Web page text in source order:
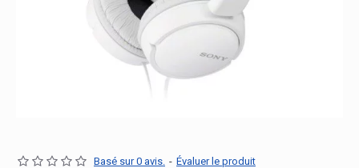
Basé sur 0 avis. - Évaluer le produit